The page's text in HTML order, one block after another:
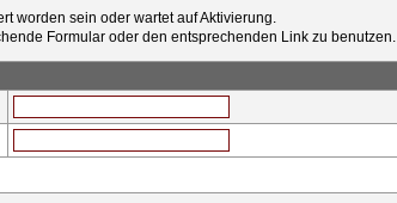
worden sein oder wartet auf Aktivierung.
Formular oder den entsprechenden Link zu benutzen.